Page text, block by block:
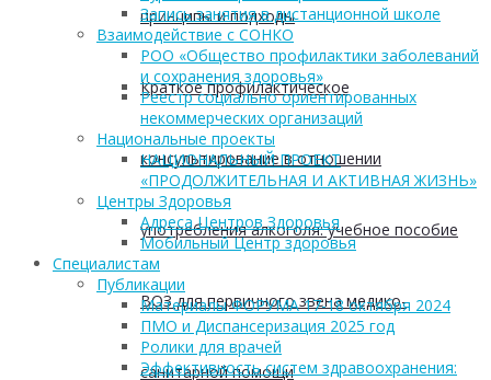
принципы и подходы
Краткое профилактическое
консультирование в отношении
употребления алкоголя: учебное пособие
ВОЗ для первичного звена медико-
санитарной помощи
Запись занятия в дистанционной школе
Взаимодействие с СОНКО
РОО «Общество профилактики заболеваний
и сохранения здоровья»
Реестр социально ориентированных
некоммерческих организаций
Национальные проекты
НАЦИОНАЛЬНЫЙ ПРОЕКТ
«ПРОДОЛЖИТЕЛЬНАЯ И АКТИВНАЯ ЖИЗНЬ»
Центры Здоровья
Адреса Центров Здоровья
Мобильный Центр здоровья
Cпециалистам
Публикации
Материалы ФОРУМА 17-18 октября 2024
ПМО и Диспансеризация 2025 год
Ролики для врачей
Эффективность систем здравоохранения: